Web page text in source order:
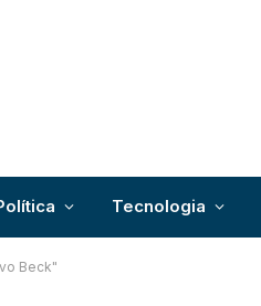
Tecnologia
Beck"